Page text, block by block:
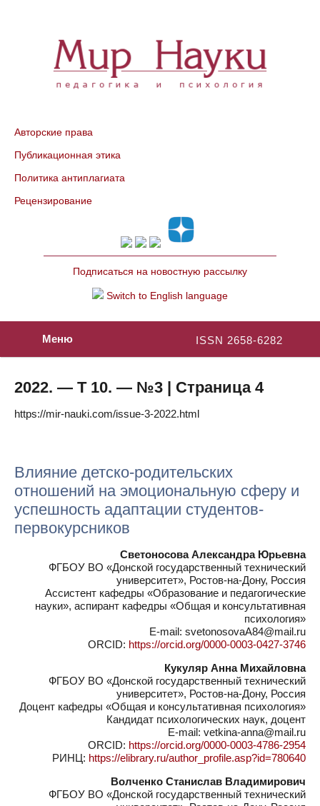
Авторские права
Публикационная этика
Политика антиплагиата
Рецензирование
Подписаться на новостную рассылку
Switch to English language
ISSN 2658-6282
Меню
2022. — Т 10. — №3 | Страница 4
https://mir-nauki.com/issue-3-2022.html
Влияние детско-родительских
отношений на эмоциональную сферу и
успешность адаптации студентов-
первокурсников
Светоносова Александра Юрьевна
ФГБОУ ВО «Донской государственный технический
университет», Ростов-на-Дону, Россия
Ассистент кафедры «Образование и педагогические
науки», аспирант кафедры «Общая и консультативная
психология»
E-mail: svetonosovaA84@mail.ru
ORCID: https://orcid.org/0000-0003-0427-3746
Кукуляр Анна Михайловна
ФГБОУ ВО «Донской государственный технический
университет», Ростов-на-Дону, Россия
Доцент кафедры «Общая и консультативная психология»
Кандидат психологических наук, доцент
E-mail: vetkina-anna@mail.ru
ORCID: https://orcid.org/0000-0003-4786-2954
РИНЦ: https://elibrary.ru/author_profile.asp?id=780640
Волченко Станислав Владимирович
ФГБОУ ВО «Донской государственный технический